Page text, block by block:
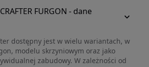
FURGON - dane
dostępny jest w wielu wariantach, w
modelu skrzyniowym oraz jako
zabudowy. W zależności od